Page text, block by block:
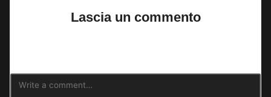
Lascia un commento